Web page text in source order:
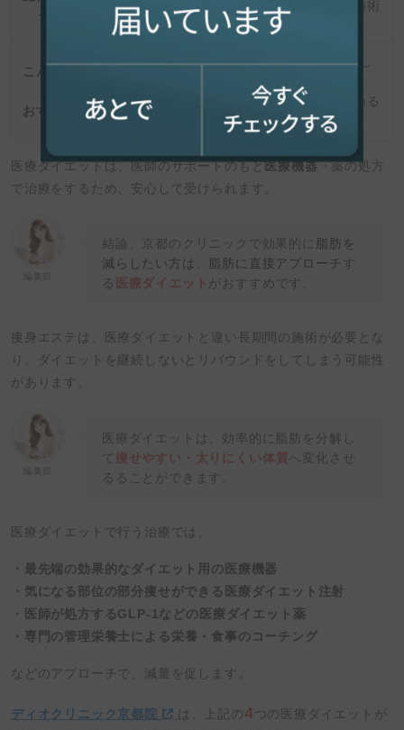
う人
保有者）
リラクゼーション施術
こんな人
おすすめ
確実に痩せたい
効果を実感したい
リラックスを重視し
リフレッシュを求める
人
医療ダイエットは、医師のサポートのもと医療機器・薬の処方
で治療をするため、安心して受けられます。
結論、京都のクリニックで効果的に
脂肪を
減らしたい方は、脂肪に直接アプローチ す
る 医療ダイエット がおすすめです。
痩身エステは、医療ダイエットと違い長期間の施術が必要とな
り、ダイエットを継続しないとリバウンドをしてしまう可能性
があります。
医療ダイエットは、効率的に脂肪を分解し
て 痩せやすい・太りにくい体質へ変化させ
るることができます。
医療ダイエットで行う治療では、
・最先端の効果的なダイエット用の医療機器
・気になる部位の部分痩せができる医療ダイエット注射
・医師が処方するGLP-1などの医療ダイエット薬
・専門の管理栄養士による栄養・食事のコーチング
などのアプローチで、減量を促します。
ディオクリニック京都院 は、上記の4つの医療ダイエットが